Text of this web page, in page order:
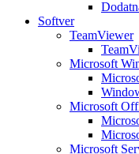
Softver
TeamViewer
Microsoft
Microsoft
Microsoft